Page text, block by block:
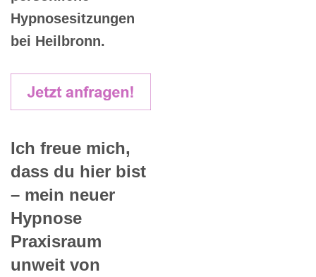
Hypnosesitzungen
bei Heilbronn.
Ich freue mich,
dass du hier bist
– mein neuer
Hypnose
Praxisraum
unweit von